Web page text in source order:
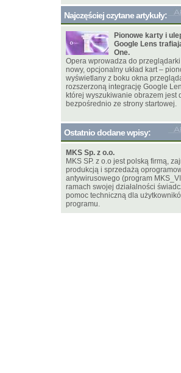
Najczęściej czytane artykuły:
Pionowe karty i
Google Lens
One.
Opera wprowadza do
nowy, opcjonalny układ kart –
wyświetlany z boku okna
rozszerzoną integrację Google
której wyszukiwanie obrazem jest
bezpośrednio ze strony startowej.
Ostatnio dodane wpisy:
MKS Sp. z o.o.
MKS SP. z o.o jest polską firmą,
produkcją i sprzedażą
antywirusowego (program
ramach swojej działalności
pomoc techniczną dla
programu.